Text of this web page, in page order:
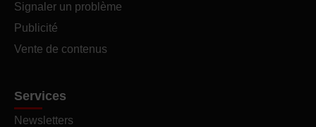
Signaler un problème
Publicité
Vente de contenus
Services
Newsletters